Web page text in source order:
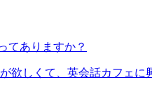
てありますか？
欲しくて、英会話カフェ